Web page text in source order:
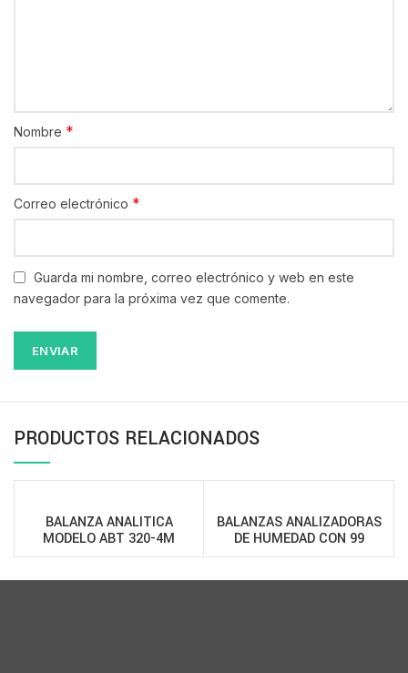
Nombre *
Correo electrónico *
Guarda mi nombre, correo electrónico y web en este
navegador para la próxima vez que comente.
PRODUCTOS RELACIONADOS
BALANZA ANALITICA
MODELO ABT 320-4M
BALANZAS ANALIZADORAS
DE HUMEDAD CON 99
MEMORIAS MODELOS MLS-N